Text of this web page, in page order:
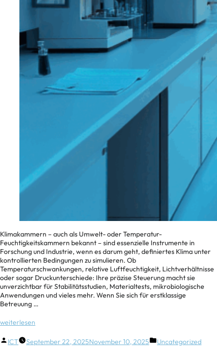
Klimakammern – auch als Umwelt- oder Temperatur-
Feuchtigkeitskammern bekannt – sind essenzielle Instrumente in
Forschung und Industrie, wenn es darum geht, definiertes Klima unter
kontrollierten Bedingungen zu simulieren. Ob
Temperaturschwankungen, relative Luftfeuchtigkeit, Lichtverhältnisse
oder sogar Druckunterschiede: Ihre präzise Steuerung macht sie
unverzichtbar für Stabilitätsstudien, Materialtests, mikrobiologische
Anwendungen und vieles mehr. Wenn Sie sich für erstklassige
Betreuung …
weiterlesen
ICT September 22, 2025November 10, 2025 Uncategorized